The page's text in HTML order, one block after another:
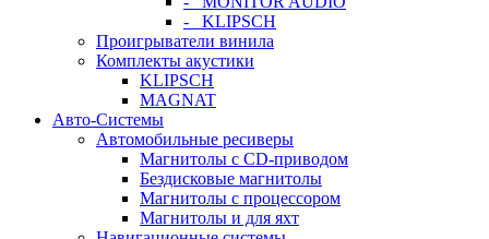
- KLIPSCH
Проигрыватели винила
Комплекты акустики
KLIPSCH
MAGNAT
Авто-Системы
Автомобильные ресиверы
Магнитолы с CD-приводом
Бездисковые магнитолы
Магнитолы с процессором
Магнитолы и для яхт